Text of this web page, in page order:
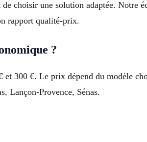
choisir une solution adaptée. Notre
rapport qualité-prix.
?
et 300 €. Le prix dépend du modèle
Lançon-Provence, Sénas.